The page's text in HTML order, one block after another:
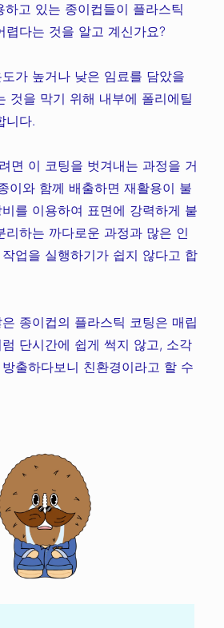
하고 있는 종이컵들이 플라스틱
렵다는 것을 알고 계신가요?
가 높거나 낮은 임료를 담았을
것을 막기 위해 내부에 폴리에틸
니다.
면 이 코팅을 벗겨내는 과정을 거
이와 함께 배출하면 재활용이 불
를 이용하여 표면에 강력하게 붙
리하는 까다로운 과정과 많은 인
업을 실행하기가 쉽지 않다고 합
종이컵의 플라스틱 코팅은 매립
단시간에 쉽게 썩지 않고, 소각
출하다보니 친환경이라고 할 수